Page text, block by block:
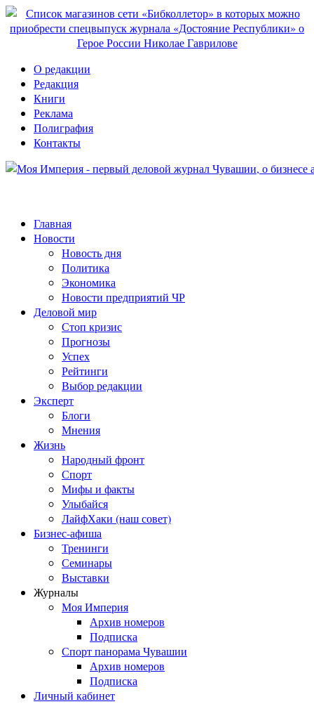
О редакции
Редакция
Книги
Реклама
Полиграфия
Контакты
Главная
Новости
Новость дня
Политика
Экономика
Новости предприятий ЧР
Деловой мир
Стоп кризис
Прогнозы
Успех
Рейтинги
Выбор редакции
Эксперт
Блоги
Мнения
Жизнь
Народный фронт
Спорт
Мифы и факты
Улыбайся
ЛайфХаки (наш совет)
Бизнес-афиша
Тренинги
Семинары
Выставки
Журналы
Моя Империя
Архив номеров
Подписка
Спорт панорама Чувашии
Архив номеров
Подписка
Личный кабинет